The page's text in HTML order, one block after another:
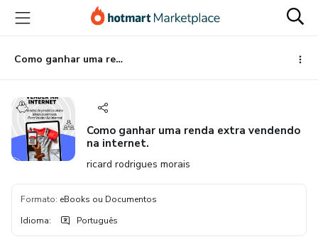
para
conteúdo
principal
para
pagamento
para
rodapé
Como ganhar uma renda extra vendendo na internet.
Como ganhar uma renda extra vendendo
na internet.
ricard rodrigues morais
Formato: eBooks ou Documentos
Idioma: Português